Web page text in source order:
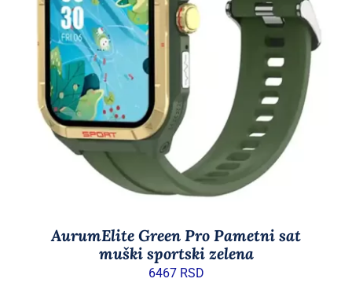
DODAJ U KORPU
DETAILS
AurumElite Green Pro Pametni sat
muški sportski zelena
6467 RSD